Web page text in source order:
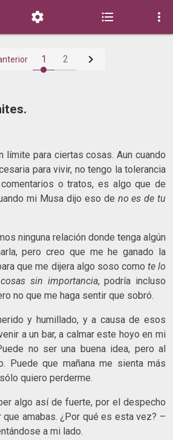
  
1 2 
límite para ciertas cosas. Aun cuando
para vivir, no tengo la tolerancia
o tratos, es algo que de
mi Musa dijo eso de no es de tu
ninguna relación donde tenga algún
pero creo que me he ganado la
que me dijera algo soso como te lo
sin importancia, podría incluso
no que me haga sentir que sobró.
y humillado, y a causa de esos
a un bar, a calmar este hoyo en mi
no ser una buena idea, pero al
Puede que mañana me sienta más
quiero perderme.
algo así de fuerte, por el despecho
que amabas. ¿Por qué es esta vez? –
a mi lado.